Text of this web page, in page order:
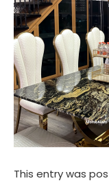
This entry was